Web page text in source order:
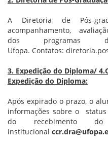
A Diretoria de Pós-
acompanhamento,
dos programas
Ufopa. Contatos:
3. Expedição do Diploma/
Expedição do Diploma:
Após expirado o prazo, o
informações sobre o
do recebimento
institucional